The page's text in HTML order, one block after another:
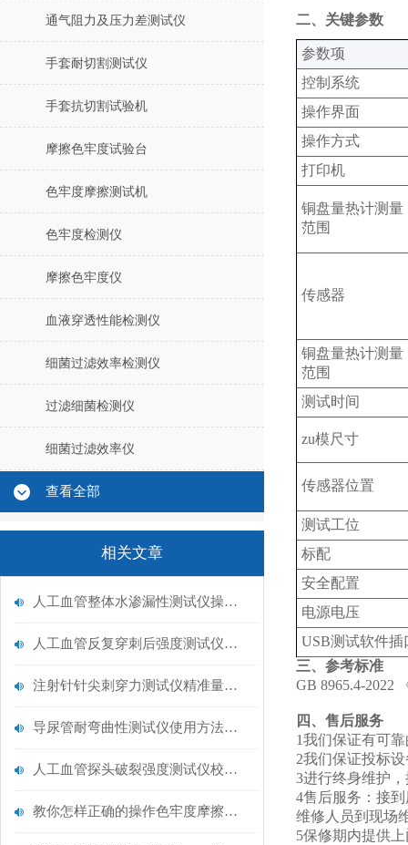
通气阻力及压力差测试仪
手套耐切割测试仪
手套抗切割试验机
摩擦色牢度试验台
色牢度摩擦测试机
色牢度检测仪
摩擦色牢度仪
血液穿透性能检测仪
细菌过滤效率检测仪
过滤细菌检测仪
细菌过滤效率仪
查看全部
相关文章
人工血管整体水渗漏性测试仪操作中最容易出错的步骤
人工血管反复穿刺后强度测试仪是什么？透析患者的“生命管“质量靠它把关！
注射针针尖刺穿力测试仪精准量化针尖锋利度，构筑临床安全防线
导尿管耐弯曲性测试仪使用方法与操作规范
人工血管探头破裂强度测试仪校准规范：精准赋能医疗安全的技术基准
教你怎样正确的操作色牢度摩擦测试机
‌二、关键参数
‌参数项‌
控制系统
操作界面
操作方式
打印机
铜盘量热计测量
范围
传感器
铜盘量热计测量
范围
测试时间
zu模尺寸
传感器位置
测试工位
标配
安全配置
电源电压
USB测试软件
三、参考标准
GB 8965.4-2022
四、售后服务
1我们保证有可
2我们保证投标
3进行终身维护
4售后服务：接
维修人员到现场
5保修期内提供